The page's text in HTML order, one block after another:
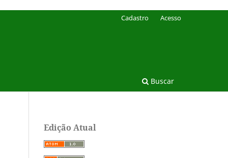
Buscar
Cadastro Acesso
Edição Atual